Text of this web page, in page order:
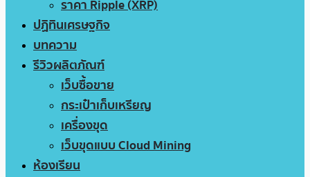
ราคา Ripple (XRP)
ปฏิทินเศรษฐกิจ
บทความ
รีวิวผลิตภัณฑ์
เว็บซื้อขาย
กระเป๋าเก็บเหรียญ
เครื่องขุด
เว็บขุดแบบ Cloud Mining
ห้องเรียน